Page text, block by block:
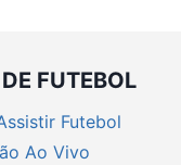
FUTEBOL
Futebol
Ao Vivo